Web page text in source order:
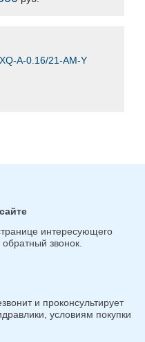
A-0.16/21-AM-Y
интересующего
звонок.
и проконсультирует
условиям покупки